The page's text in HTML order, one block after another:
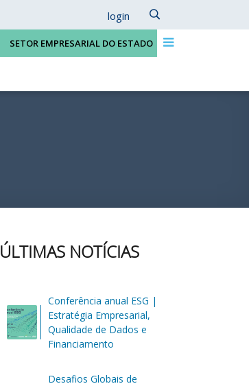
login
SETOR EMPRESARIAL DO ESTADO
ÚLTIMAS NOTÍCIAS
Conferência anual ESG |
Estratégia Empresarial,
Qualidade de Dados e
Financiamento
Desafios Globais de